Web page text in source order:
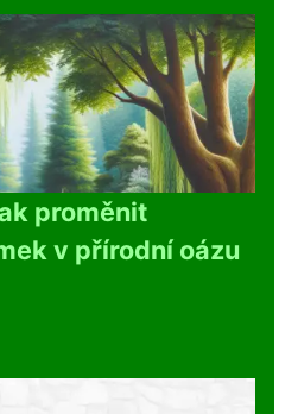
proměnit
v přírodní oázu